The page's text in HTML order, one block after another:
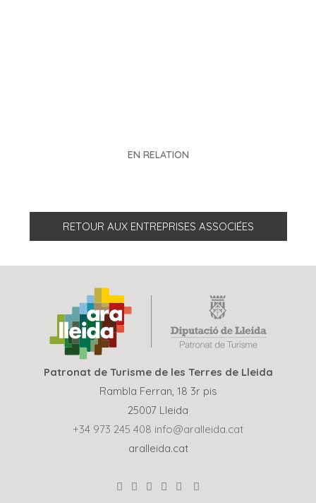
EN RELATION
RETOUR AUX ENTREPRISES ASSOCIÉES
Patronat de Turisme de les Terres de Lleida
Rambla Ferran, 18 3r pis
25007 Lleida
+34 973 245 408 info@aralleida.cat
aralleida.cat